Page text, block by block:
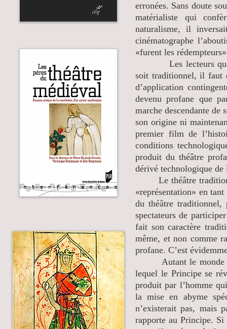
erronées. Sans doute
matérialiste qui
naturalisme, il
cinématographe
«furent les
Les lecteurs
soit traditionnel, il faut
d’application
devenu profane que
marche descendante de
son origine ni
premier film de
conditions
produit du théâtre
dérivé technologique
Le théâtre
«représentation» en
du théâtre
spectateurs de
fait son caractère
même, et non comme
profane. C’est
Autant le monde
lequel le Principe se
produit par l’homme
la mise en abyme
n’existerait pas, mais
rapporte au Principe.